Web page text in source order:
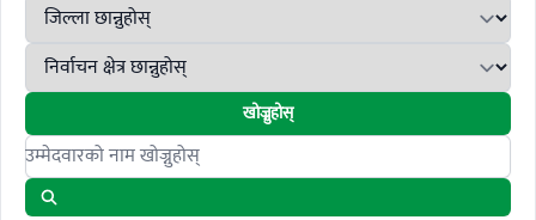
खोज्नुहोस्
Search candidates